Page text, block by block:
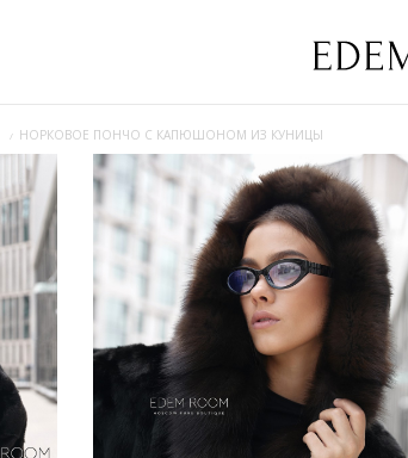
НОРКОВОЕ ПОНЧО С КАПЮШОНОМ ИЗ КУНИЦЫ